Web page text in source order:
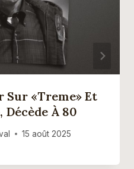
Sur «Treme» Et
Décède À 80
15 août 2025